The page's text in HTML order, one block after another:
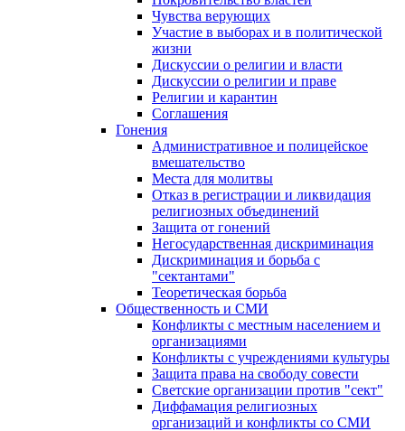
Чувства верующих
Участие в выборах и в политической
жизни
Дискуссии о религии и власти
Дискуссии о религии и праве
Религии и карантин
Соглашения
Гонения
Административное и полицейское
вмешательство
Места для молитвы
Отказ в регистрации и ликвидация
религиозных объединений
Защита от гонений
Негосударственная дискриминация
Дискриминация и борьба с
"сектантами"
Теоретическая борьба
Общественность и СМИ
Конфликты с местным населением и
организациями
Конфликты с учреждениями культуры
Защита права на свободу совести
Светские организации против "сект"
Диффамация религиозных
организаций и конфликты со СМИ